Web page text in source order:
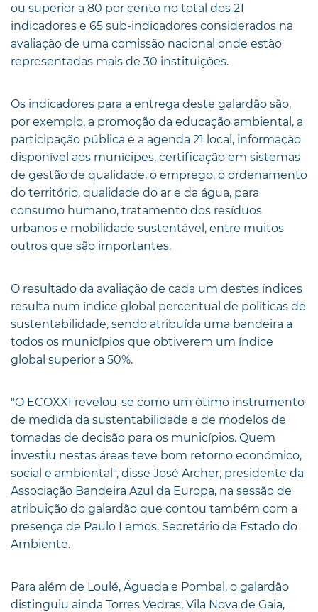
ou superior a 80 por cento no total dos 21
indicadores e 65 sub-indicadores considerados na
avaliação de uma comissão nacional onde estão
representadas mais de 30 instituições.
Os indicadores para a entrega deste galardão são,
por exemplo, a promoção da educação ambiental, a
participação pública e a agenda 21 local, informação
disponível aos munícipes, certificação em sistemas
de gestão de qualidade, o emprego, o ordenamento
do território, qualidade do ar e da água, para
consumo humano, tratamento dos resíduos
urbanos e mobilidade sustentável, entre muitos
outros que são importantes.
O resultado da avaliação de cada um destes índices
resulta num índice global percentual de políticas de
sustentabilidade, sendo atribuída uma bandeira a
todos os municípios que obtiverem um índice
global superior a 50%.
"O ECOXXI revelou-se como um ótimo instrumento
de medida da sustentabilidade e de modelos de
tomadas de decisão para os municípios. Quem
investiu nestas áreas teve bom retorno económico,
social e ambiental", disse José Archer, presidente da
Associação Bandeira Azul da Europa, na sessão de
atribuição do galardão que contou também com a
presença de Paulo Lemos, Secretário de Estado do
Ambiente.
Para além de Loulé, Águeda e Pombal, o galardão
distinguiu ainda Torres Vedras, Vila Nova de Gaia,